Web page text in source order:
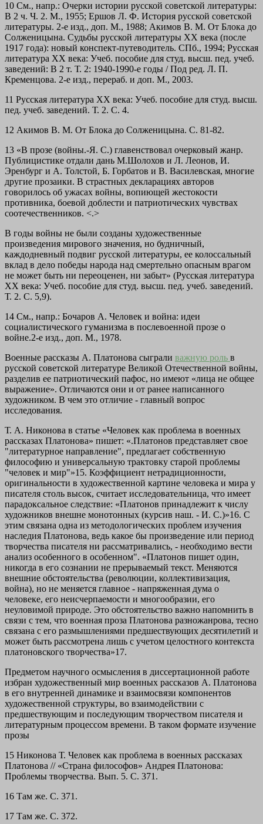
10 См., напр.: Очерки истории русской советской литературы:
В 2 ч. Ч. 2. М., 1955; Ершов Л. Ф. История русской советской
литературы. 2-е изд., доп. М., 1988; Акимов В. М. От Блока до
Солженицына. Судьбы русской литературы XX века (после
1917 года): новый конспект-путеводитель. СПб., 1994; Русская
литература XX века: Учеб. пособие для студ. высш. пед. учеб.
заведений: В 2 т. Т. 2: 1940-1990-е годы / Под ред. Л. П.
Кременцова. 2-е изд., перераб. и доп. М., 2003.
11 Русская литература XX века: Учеб. пособие для студ. высш.
пед. учеб. заведений. Т. 2. С. 4.
12 Акимов В. М. От Блока до Солженицына. С. 81-82.
13 «В прозе (войны.-Я. С.) главенствовал очерковый жанр.
Публицистике отдали дань М.Шолохов и Л. Леонов, И.
Эренбург и А. Толстой, Б. Горбатов и В. Василевская, многие
другие прозаики. В страстных декларациях авторов
говорилось об ужасах войны, вопиющей жестокости
противника, боевой доблести и патриотических чувствах
соотечественников. <.>
В годы войны не были созданы художественные
произведения мирового значения, но будничный,
каждодневный подвиг русской литературы, ее колоссальный
вклад в дело победы народа над смертельно опасным врагом
не может быть ни переоценен, ни забыт» (Русская литература
XX века: Учеб. пособие для студ. высш. пед. учеб. заведений.
Т. 2. С. 5,9).
14 См., напр.: Бочаров А. Человек и война: идеи
социалистического гуманизма в послевоенной прозе о
войне.2-е изд., доп. М., 1978.
Военные рассказы А. Платонова сыграли важную роль в
русской советской литературе Великой Отечественной войны,
разделив ее патриотический пафос, но имеют «лица не общее
выражение». Отличаются они и от ранее написанного
художником. В чем это отличие - главный вопрос
исследования.
Т. А. Никонова в статье «Человек как проблема в военных
рассказах Платонова» пишет: «.Платонов представляет свое
"литературное направление", предлагает собственную
философию и универсальную трактовку старой проблемы
"человек и мир"»15. Коэффициент нетрадиционности,
оригинальности в художественной картине человека и мира у
писателя столь высок, считает исследовательница, что имеет
парадоксальное следствие: «Платонов принадлежит к числу
художников внешне монотонных (курсив наш. - И. С.)»16. С
этим связана одна из методологических проблем изучения
наследия Платонова, ведь какое бы произведение или период
творчества писателя ни рассматривались, - необходимо вести
анализ особенного в особенном". «Платонов пишет один,
никогда в его сознании не прерываемый текст. Меняются
внешние обстоятельства (революции, коллективизация,
война), но не меняется главное - напряженная дума о
человеке, его неисчерпаемости и многообразии, его
неуловимой природе. Это обстоятельство важно напомнить в
связи с тем, что военная проза Платонова разножанрова, тесно
связана с его размышлениями предшествующих десятилетий и
может быть рассмотрена лишь с учетом целостного контекста
платоновского творчества»17.
Предметом научного осмысления в диссертационной работе
избран художественный мир военных рассказов А. Платонова
в его внутренней динамике и взаимосвязи компонентов
художественной структуры, во взаимодействии с
предшествующим и последующим творчеством писателя и
литературным процессом времени. В таком формате изучение
прозы
15 Никонова Т. Человек как проблема в военных рассказах
Платонова // «Страна философов» Андрея Платонова:
Проблемы творчества. Вып. 5. С. 371.
16 Там же. С. 371.
17 Там же. С. 372.